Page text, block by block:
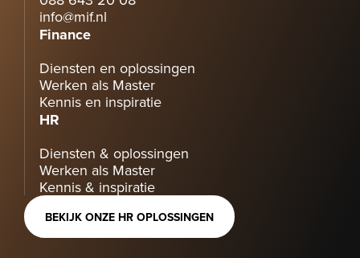
info@mif.nl
Finance
Diensten en oplossingen
Werken als Master
Kennis en inspiratie
HR
Diensten & oplossingen
Werken als Master
Kennis & inspiratie
BEKIJK ONZE HR OPLOSSINGEN